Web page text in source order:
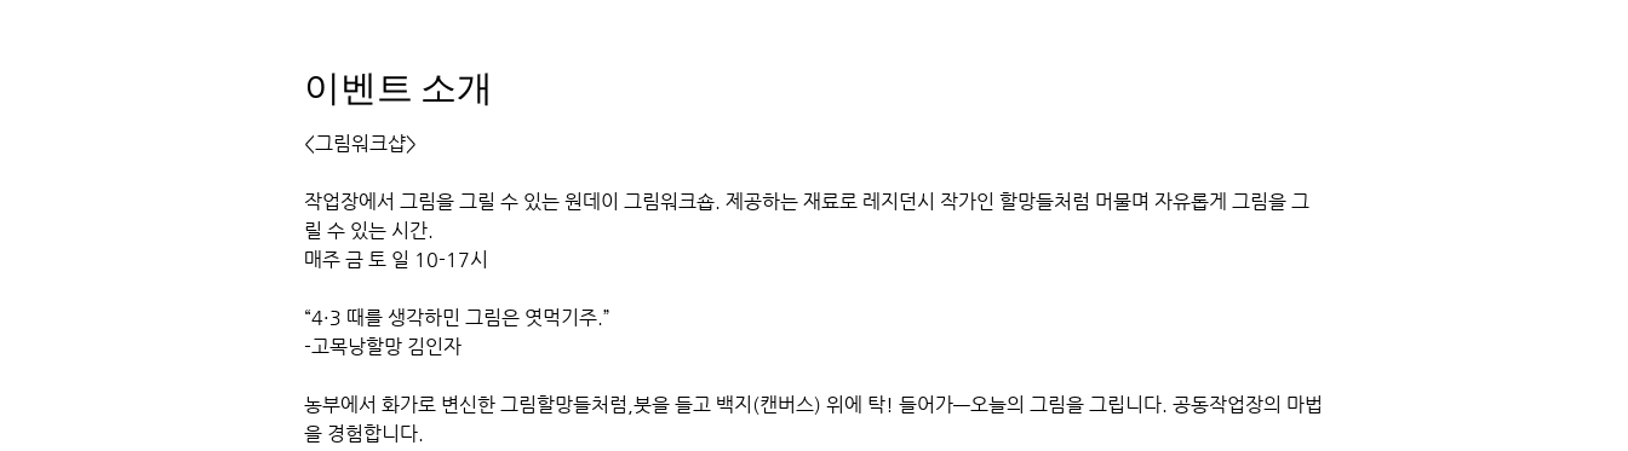
이벤트 소개
<그림워크샵>
작업장에서 그림을 그릴 수 있는 원데이 그림워크숍. 제공하는 재료로 레지던시 작가인 할망들처럼 머물며 자유롭게 그림을 그
릴 수 있는 시간.
매주 금 토 일 10-17시
“4·3 때를 생각하민 그림은 엿먹기주.”
-고목낭할망 김인자
농부에서 화가로 변신한 그림할망들처럼,붓을 들고 백지(캔버스) 위에 탁! 들어가—오늘의 그림을 그립니다. 공동작업장의 마법
을 경험합니다.